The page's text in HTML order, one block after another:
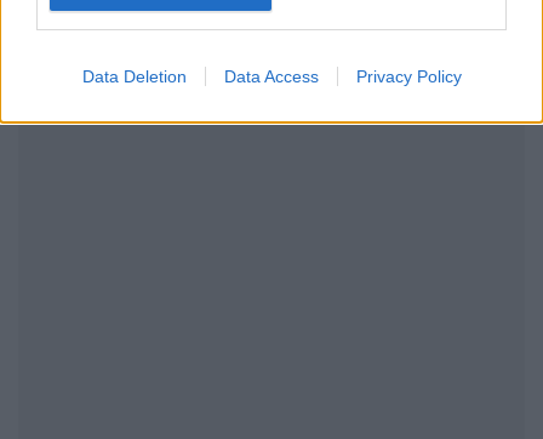
Data Deletion Data Access Privacy Policy